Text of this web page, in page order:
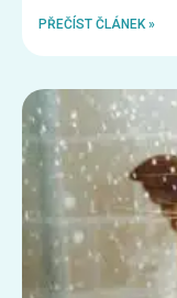
PŘEČÍST ČLÁNEK »